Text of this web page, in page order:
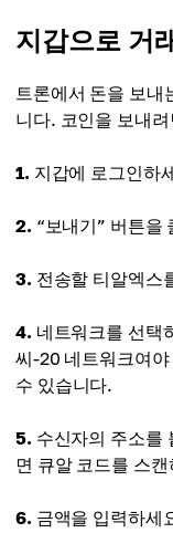
지갑으로 거
트론에서 돈을 보내
니다. 코인을 보내
1. 지갑에 로그인하
2. “보내기” 버튼을
3. 전송할 티알엑스
4. 네트워크를 선택
씨-20 네트워크여
수 있습니다.
5. 수신자의 주소를
면 큐알 코드를 스
6. 금액을 입력하세